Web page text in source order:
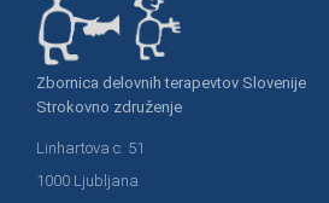
Zbornica delovnih terapevtov Slovenije
Strokovno združenje
Linhartova c. 51
1000 Ljubljana